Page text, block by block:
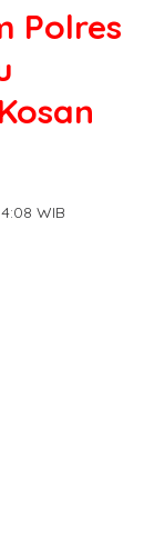
Polres
WIB